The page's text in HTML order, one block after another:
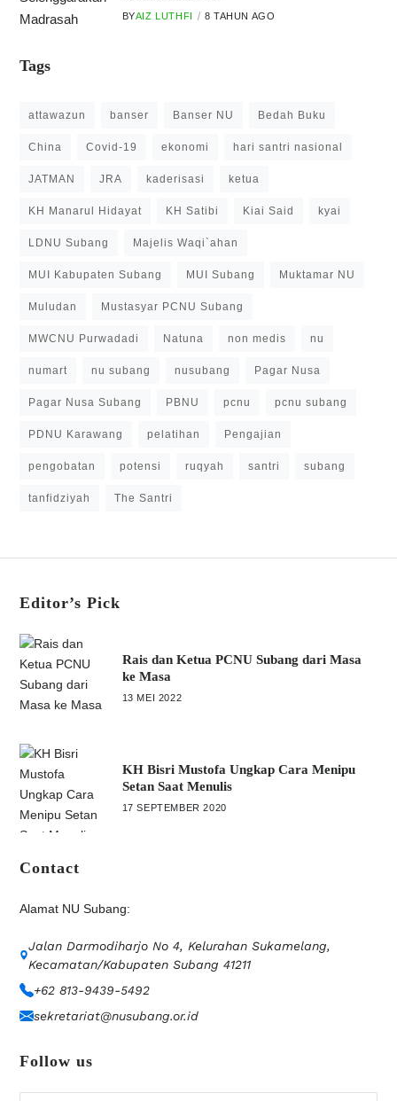
BYAIZ LUTHFI 8 TAHUN AGO
Tags
attawazun banser Banser NU Bedah Buku
China Covid-19 ekonomi hari santri nasional
JATMAN JRA kaderisasi ketua
KH Manarul Hidayat KH Satibi Kiai Said kyai
LDNU Subang Majelis Waqi`ahan
MUI Kabupaten Subang MUI Subang Muktamar NU
Muludan Mustasyar PCNU Subang
MWCNU Purwadadi Natuna non medis nu
numart nu subang nusubang Pagar Nusa
Pagar Nusa Subang PBNU pcnu pcnu subang
PDNU Karawang pelatihan Pengajian
pengobatan potensi ruqyah santri subang
tanfidziyah The Santri
Editor’s Pick
Rais dan Ketua PCNU Subang dari Masa
ke Masa
13 MEI 2022
KH Bisri Mustofa Ungkap Cara Menipu
Setan Saat Menulis
17 SEPTEMBER 2020
Contact
Alamat NU Subang:
Jalan Darmodiharjo No 4, Kelurahan Sukamelang,
Kecamatan/Kabupaten Subang 41211
+62 813-9439-5492
sekretariat@nusubang.or.id
Follow us